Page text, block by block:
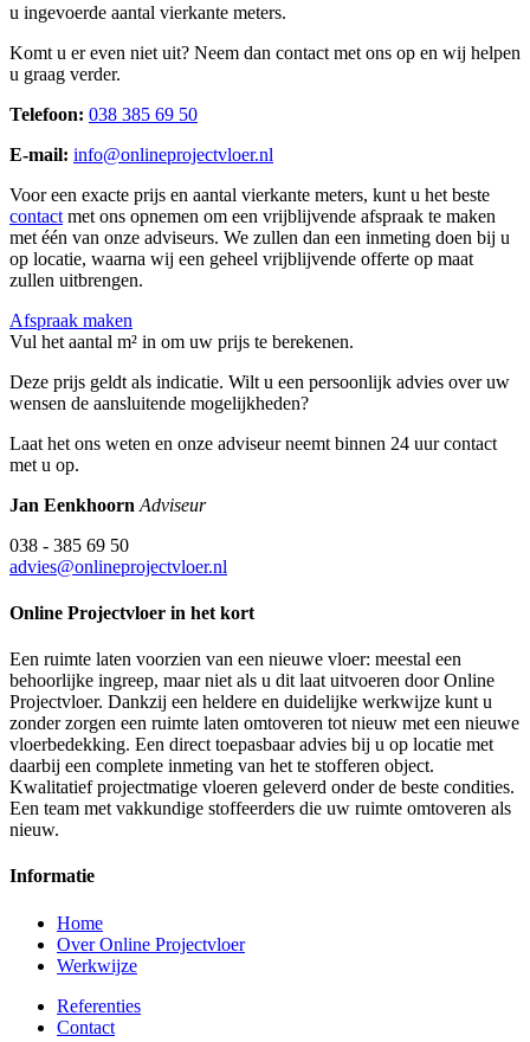
u ingevoerde aantal vierkante meters.
Komt u er even niet uit? Neem dan contact met ons op en wij helpen
u graag verder.
Telefoon: 038 385 69 50
E-mail: info@onlineprojectvloer.nl
Voor een exacte prijs en aantal vierkante meters, kunt u het beste
contact met ons opnemen om een vrijblijvende afspraak te maken
met één van onze adviseurs. We zullen dan een inmeting doen bij u
op locatie, waarna wij een geheel vrijblijvende offerte op maat
zullen uitbrengen.
Afspraak maken
Vul het aantal m² in om uw prijs te berekenen.
Deze prijs geldt als indicatie. Wilt u een persoonlijk advies over uw
wensen de aansluitende mogelijkheden?
Laat het ons weten en onze adviseur neemt binnen 24 uur contact
met u op.
Jan Eenkhoorn Adviseur
038 - 385 69 50
advies@onlineprojectvloer.nl
Online Projectvloer in het kort
Een ruimte laten voorzien van een nieuwe vloer: meestal een
behoorlijke ingreep, maar niet als u dit laat uitvoeren door Online
Projectvloer. Dankzij een heldere en duidelijke werkwijze kunt u
zonder zorgen een ruimte laten omtoveren tot nieuw met een nieuwe
vloerbedekking. Een direct toepasbaar advies bij u op locatie met
daarbij een complete inmeting van het te stofferen object.
Kwalitatief projectmatige vloeren geleverd onder de beste condities.
Een team met vakkundige stoffeerders die uw ruimte omtoveren als
nieuw.
Informatie
Home
Over Online Projectvloer
Werkwijze
Referenties
Contact